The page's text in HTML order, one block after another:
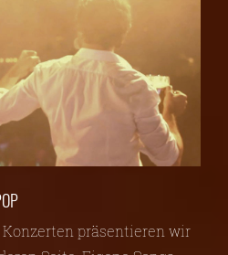
Konzerten präsentieren wir